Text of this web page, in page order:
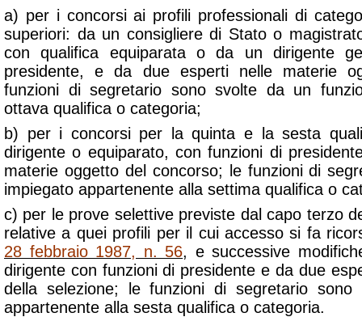
a) per i concorsi ai profili professionali di
superiori: da un consigliere di Stato o
con qualifica equiparata o da un dirigente
presidente, e da due esperti nelle materie
funzioni di segretario sono svolte da un
ottava qualifica o categoria;
b) per i concorsi per la quinta e la sesta
dirigente o equiparato, con funzioni di
materie oggetto del concorso; le funzioni di
impiegato appartenente alla settima qualifica o
c) per le prove selettive previste dal capo terzo
relative a quei profili per il cui accesso si fa
28 febbraio 1987, n. 56, e successive
dirigente con funzioni di presidente e da due
della selezione; le funzioni di segretario
appartenente alla sesta qualifica o categoria.